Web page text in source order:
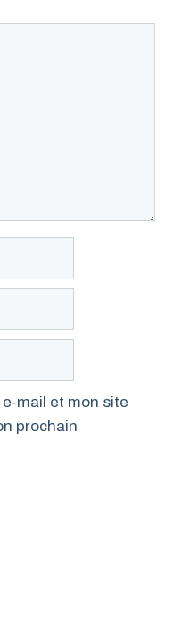
mail et mon site
prochain